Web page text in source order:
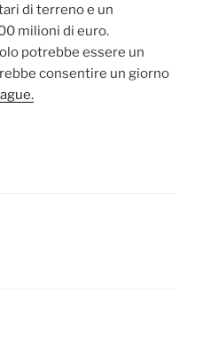
di terreno e un
milioni di euro.
potrebbe essere un
consentire un giorno